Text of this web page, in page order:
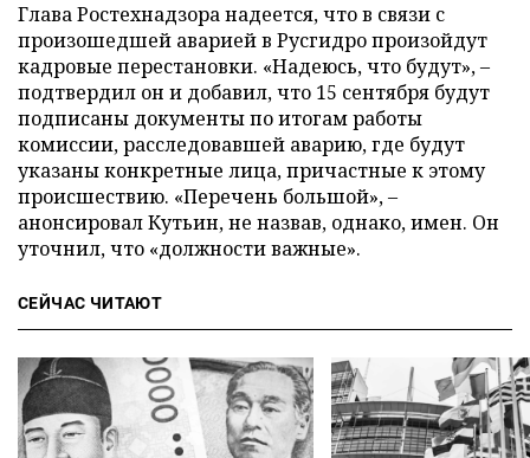
Глава Ростехнадзора надеется, что в связи с
произошедшей аварией в Русгидро произойдут
кадровые перестановки. «Надеюсь, что будут», –
подтвердил он и добавил, что 15 сентября будут
подписаны документы по итогам работы
комиссии, расследовавшей аварию, где будут
указаны конкретные лица, причастные к этому
происшествию. «Перечень большой», –
анонсировал Кутьин, не назвав, однако, имен. Он
уточнил, что «должности важные».
СЕЙЧАС ЧИТАЮТ